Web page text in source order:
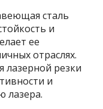
сталь
и
ее
отраслях.
лазерной резки
и
лазера.